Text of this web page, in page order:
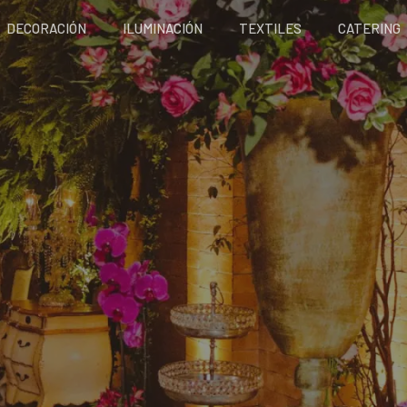
DECORACIÓN ILUMINACIÓN TEXTILES CATERING